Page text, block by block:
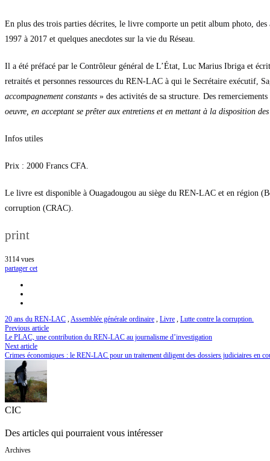
En plus des trois parties décrites, le livre comporte un petit album photo, des
1997 à 2017 et quelques anecdotes sur la vie du Réseau.
Il a été préfacé par le Contrôleur général de L’État, Luc Marius Ibriga et
retraités et personnes ressources du REN-LAC à qui le Secrétaire exécutif,
accompagnement constants » des activités de sa structure. Des
oeuvre, en acceptant se prêter aux entretiens et en mettant à la disposition
Infos utiles
Prix : 2000 Francs CFA.
Le livre est disponible à Ouagadougou au siège du REN-LAC et en région
corruption (CRAC).
print
3114 vues
partager cet
20 ans du REN-LAC Assemblée générale ordinaire Livre
Lutte contre la corruption.
Previous article
Le PLAC, une contribution du REN-LAC au journalisme d’investigation
Next article
Crimes économiques : le REN-LAC pour un traitement diligent des dossiers judiciaires en
CIC
Des articles qui pourraient vous intéresser
Archives